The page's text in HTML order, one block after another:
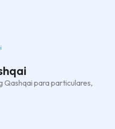
Qashqai para particulares,